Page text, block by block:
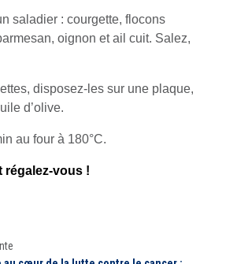
saladier : courgette, flocons
oignon et ail cuit. Salez,
disposez-les sur une plaque,
d’olive.
au four à 180°C.
régalez-vous !